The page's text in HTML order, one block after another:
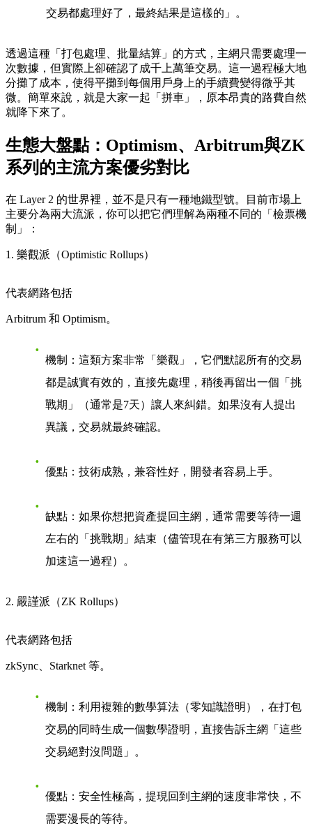
交易都處理好了，最終結果是這樣的」。
透過這種「打包處理、批量結算」的方式，主網只需要處理一
次數據，但實際上卻確認了成千上萬筆交易。這一過程極大地
分攤了成本，使得平攤到每個用戶身上的手續費變得微乎其
微。簡單來說，就是大家一起「拼車」，原本昂貴的路費自然
就降下來了。
生態大盤點：Optimism、Arbitrum與ZK
系列的主流方案優劣對比
在 Layer 2 的世界裡，並不是只有一種地鐵型號。目前市場上
主要分為兩大流派，你可以把它們理解為兩種不同的「檢票機
制」：
1. 樂觀派（Optimistic Rollups）
代表網路包括
Arbitrum 和 Optimism。
機制
：這類方案非常「樂觀」，它們默認所有的交易
都是誠實有效的，直接先處理，稍後再留出一個「挑
戰期」（通常是7天）讓人來糾錯。如果沒有人提出
異議，交易就最終確認。
優點 ：技術成熟，兼容性好，開發者容易上手。
缺點 ：如果你想把資產提回主網，通常需要等待一週
左右的「挑戰期」結束（儘管現在有第三方服務可以
加速這一過程）。
2. 嚴謹派（ZK Rollups）
代表網路包括
zkSync Starknet 等。
機制
：利用複雜的數學算法（零知識證明），在打包
交易的同時生成一個數學證明，直接告訴主網「這些
交易絕對沒問題」。
優點 ：安全性極高，提現回到主網的速度非常快，不
需要漫長的等待。